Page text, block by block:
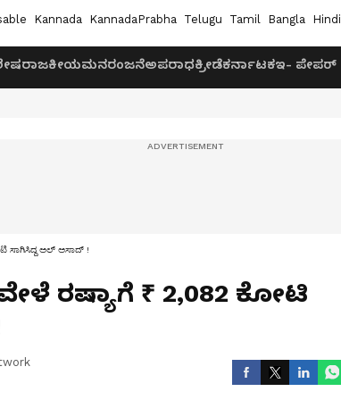
Kannada KannadaPrabha Telugu Tamil Bangla Hindi
ರಾಜಕೀಯಮನರಂಜನೆಅಪರಾಧಕ್ರೀಡೆಕರ್ನಾಟಕಇ- ಪೇಪರ್
ಸಾಗಿಸಿದ್ದ ಅಲ್‌ ಅಸಾದ್‌ !
ರಷ್ಯಾಗೆ ₹ 2,082 ಕೋಟಿ